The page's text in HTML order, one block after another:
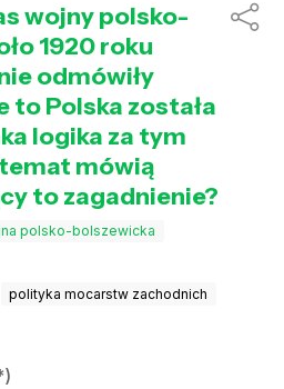
wojny polsko-
1920 roku
odmówiły
to Polska została
logika za tym
mówią
to zagadnienie?
polsko-bolszewicka
polityka mocarstw zachodnich